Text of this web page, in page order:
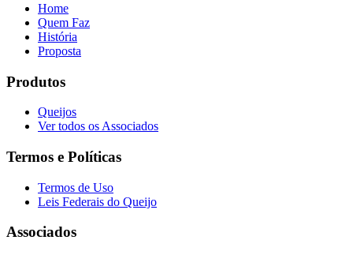
Home
Quem Faz
História
Proposta
Produtos
Queijos
Ver todos os Associados
Termos e Políticas
Termos de Uso
Leis Federais do Queijo
Associados